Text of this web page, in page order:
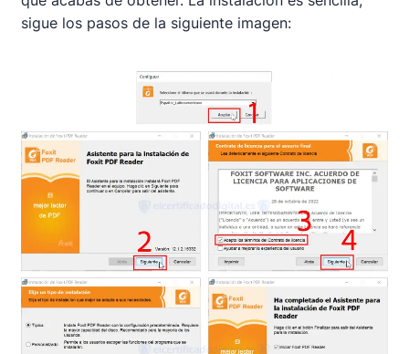
sigue los pasos de la siguiente imagen: